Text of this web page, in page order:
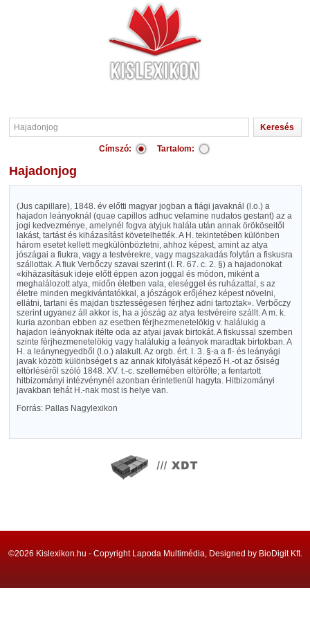
Címszó: Tartalom:
Hajadonjog
(Jus capillare), 1848. év előtti magyar jogban a fiági javaknál (l.o.) a
hajadon leányoknál (quae capillos adhuc velamine nudatos gestant) az a
jogi kedvezménye, amelynél fogva atyjuk halála után annak örököseitől
lakást, tartást és kiházasítást követelhették. A H. tekintetében különben
három esetet kellett megkülönböztetni, ahhoz képest, amint az atya
jószágai a fiukra, vagy a testvérekre, vagy magszakadás folytán a fiskusra
szállottak. A fiuk Verbőczy szavai szerint (I. R. 67. c. 2. §) a hajadonokat
«kiházasításuk ideje előtt éppen azon joggal és módon, miként a
meghalálozott atya, midőn életben vala, eleséggel és ruházattal, s az
életre minden megkivántatókkal, a jószágok erőjéhez képest növelni,
ellátni, tartani és majdan tisztességesen férjhez adni tartoztak». Verbőczy
szerint ugyanez áll akkor is, ha a jószág az atya testvéreire szállt. A m. k.
kuria azonban ebben az esetben férjhezmenetelökig v. halálukig a
hajadon leányoknak itélte oda az atyai javak birtokát. A fiskussal szemben
szinte férjhezmenetelökig vagy halálukig a leányok maradtak birtokban. A
H. a leánynegyedből (l.o.) alakult. Az orgb. ért. I. 3. §-a a fi- és leányági
javak közötti különbséget s az annak kifolyását képező H.-ot az ősiség
eltörléséről szóló 1848. XV. t.-c. szellemében eltörölte; a fentartott
hitbizományi intézvénynél azonban érintetlenül hagyta. Hitbizományi
javakban tehát H.-nak most is helye van.
Forrás: Pallas Nagylexikon
©2026 Kislexikon.hu - Copyright Lapoda Multimédia, Designed by BioDigit Kft.